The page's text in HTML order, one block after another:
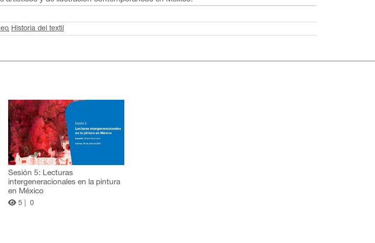
Historia del textil
Sesión 5: Lecturas
intergeneracionales en la pintura
en México
5 | 0